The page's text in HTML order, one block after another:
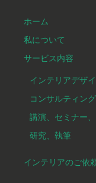
ホーム
私について
サービス内容
インテリアデザ
コンサルティン
講演、セミナー
研究、執筆
インテリアのご依